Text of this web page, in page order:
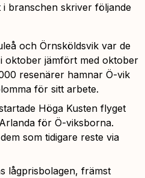
branschen skriver följande
och Örnsköldsvik var de
oktober jämfört med oktober
resenärer hamnar Ö-vik
för sitt arbete.
Höga Kusten flyget
för Ö-viksborna.
som tidigare reste via
lågprisbolagen, främst